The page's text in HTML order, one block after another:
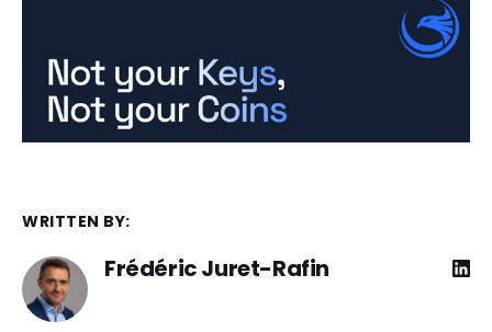
WRITTEN BY:
Frédéric Juret-Rafin